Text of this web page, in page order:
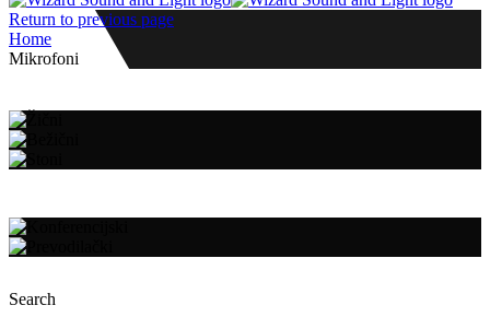
Return to previous page
Home
Mikrofoni
Search